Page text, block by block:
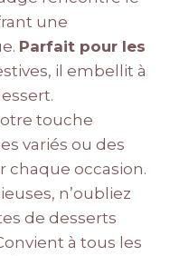
une
Parfait pour les
il embellit à
touche
variés ou des
occasion.
n’oubliez
de desserts
à tous les